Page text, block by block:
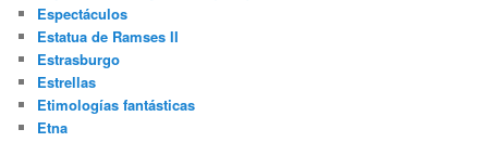
Espectáculos
Estatua de Ramses II
Estrasburgo
Estrellas
Etimologías fantásticas
Etna